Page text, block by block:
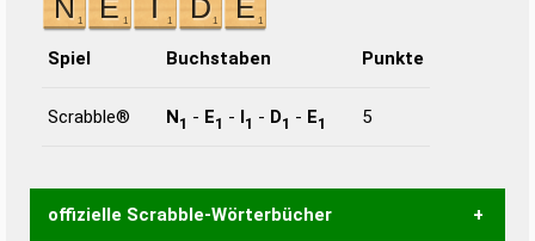
Spiel Buchstaben Punkte
Scrabble® N1 - E1 - I1 - D1 - E1 5
offizielle Scrabble-Wörterbücher